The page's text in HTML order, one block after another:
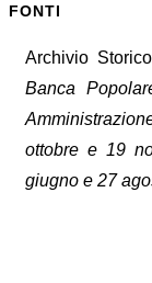
FONTI
Archivio
Banca
ottobre e 19
giugno e 27